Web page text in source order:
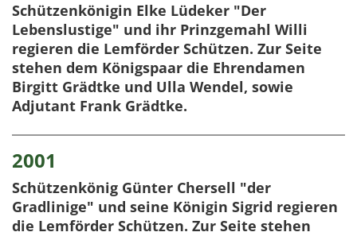
Schützenkönigin Elke Lüdeker "Der
Lebenslustige" und ihr Prinzgemahl Willi
regieren die Lemförder Schützen. Zur Seite
stehen dem Königspaar die Ehrendamen
Birgitt Grädtke und Ulla Wendel, sowie
Adjutant Frank Grädtke.
2001
Schützenkönig Günter Chersell "der
Gradlinige" und seine Königin Sigrid regieren
die Lemförder Schützen. Zur Seite stehen